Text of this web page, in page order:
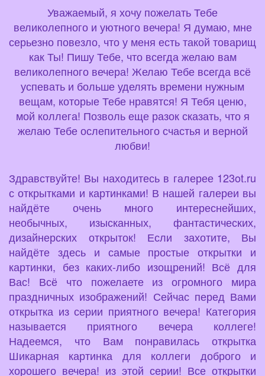
Уважаемый, я хочу пожелать Тебе
великолепного и уютного вечера! Я думаю, мне
серьезно повезло, что у меня есть такой товарищ
как Ты! Пишу Тебе, что всегда желаю вам
великолепного вечера! Желаю Тебе всегда всё
успевать и больше уделять времени нужным
вещам, которые Тебе нравятся! Я Тебя ценю,
мой коллега! Позволь еще разок сказать, что я
желаю Тебе ослепительного счастья и верной
любви!
Здравствуйте! Вы находитесь в галерее 123ot.ru
с открытками и картинками! В нашей галереи вы
найдёте очень много интереснейших,
необычных, изысканных, фантастических,
дизайнерских открыток! Если захотите, Вы
найдёте здесь и самые простые открытки и
картинки, без каких-либо изощрений! Всё для
Вас! Всё что пожелаете из огромного мира
праздничных изображений! Сейчас перед Вами
открытка из серии приятного вечера! Категория
называется приятного вечера коллеге!
Надеемся, что Вам понравилась открытка
Шикарная картинка для коллеги доброго и
хорошего вечера! из этой серии! Все открытки